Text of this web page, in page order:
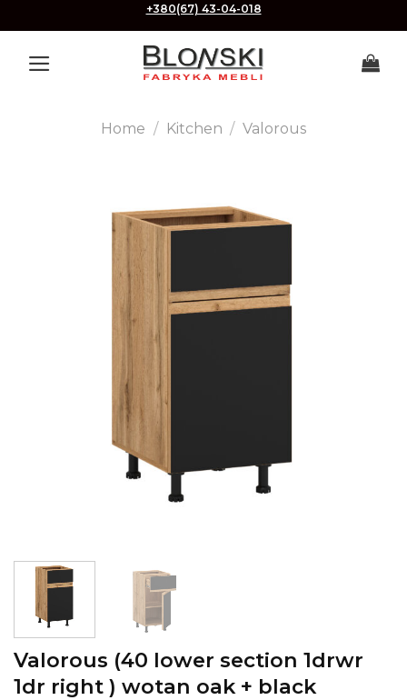
to
content
+380(67) 43-04-018
Home / Kitchen / Valorous
Valorous (40 lower section 1drwr
1dr right ) wotan oak + black